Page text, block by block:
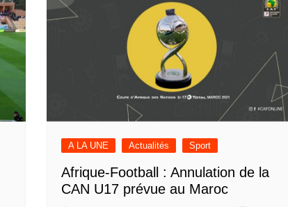
A LA UNE Actualités Sport
Afrique-Football : Annulation de la
CAN U17 prévue au Maroc